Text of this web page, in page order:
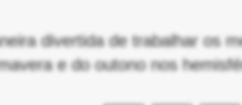
divertida de trabalhar os
e do outono nos